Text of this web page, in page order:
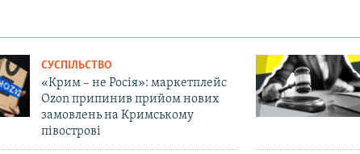
СУСПІЛЬСТВО
«Крим – не Росія»: маркетплейс
Ozon припинив прийом нових
замовлень на Кримському
півострові